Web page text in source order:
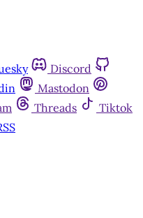
Discord
Mastodon
Threads
Tiktok